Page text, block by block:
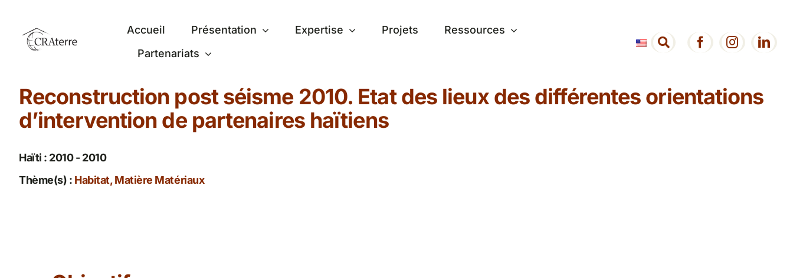
contenu
Accueil Présentation Expertise Projets
Ressources
Partenariats
Reconstruction post séisme 2010. Etat des lieux des différentes orientations
d’intervention de partenaires haïtiens
Haïti : 2010 - 2010
Thème(s) : Habitat, Matière Matériaux